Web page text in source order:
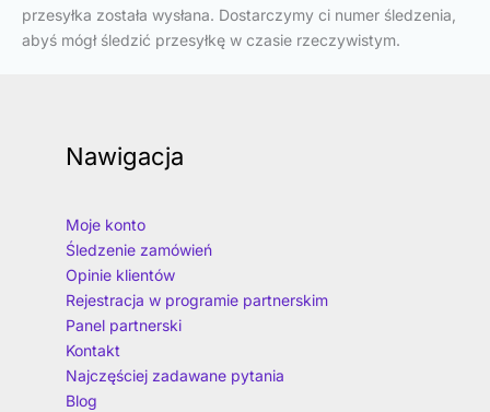
przesyłka została wysłana. Dostarczymy ci numer śledzenia,
abyś mógł śledzić przesyłkę w czasie rzeczywistym.
Nawigacja
Moje konto
Śledzenie zamówień
Opinie klientów
Rejestracja w programie partnerskim
Panel partnerski
Kontakt
Najczęściej zadawane pytania
Blog